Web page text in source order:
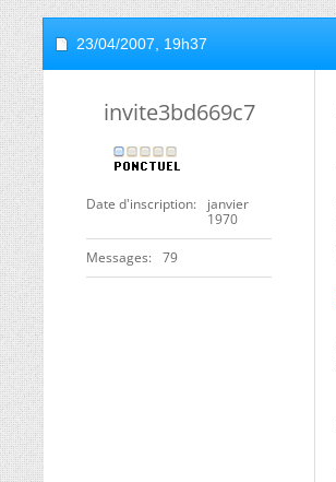
23/04/2007, 19h37
invite3bd669c7
Date d'inscription
janvier
1970
Messages 79